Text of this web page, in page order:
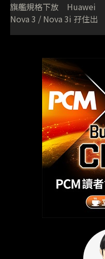
旗艦規格下放 Huawei
Nova 3 / Nova 3i 孖住出